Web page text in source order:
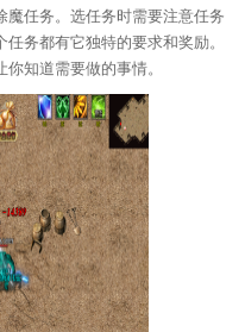
任务。选任务时需要注意任务
务都有它独特的要求和奖励。
知道需要做的事情。